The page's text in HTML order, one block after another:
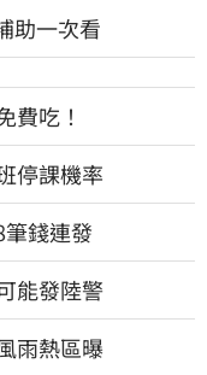
助一次看
費吃！
停課機率
錢連發
能發陸警
雨熱區曝